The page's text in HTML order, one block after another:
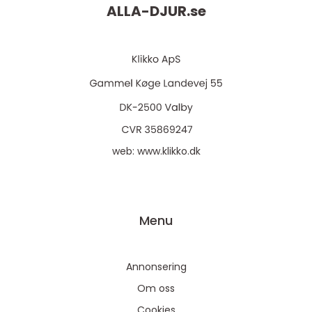
ALLA-DJUR.se
web: www.klikko.dk
Menu
Annonsering
Om oss